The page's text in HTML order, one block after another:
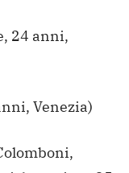
24 anni,
Venezia)